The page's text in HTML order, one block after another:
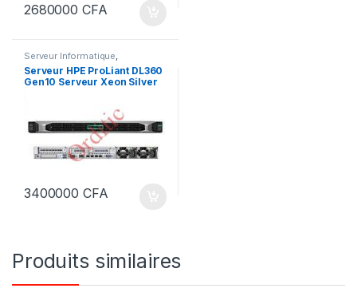
2680000 CFA
Serveur Informatique,
SERVEURS & RESEAUX
Serveur HPE ProLiant DL360
Gen10 Serveur Xeon Silver
3400000 CFA
Produits similaires